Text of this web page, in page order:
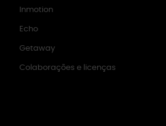
Inmotion
Echo
Getaway
Colaborações e licenças